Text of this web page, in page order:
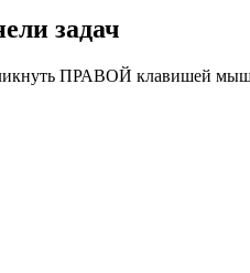
задач
ПРАВОЙ клавишей